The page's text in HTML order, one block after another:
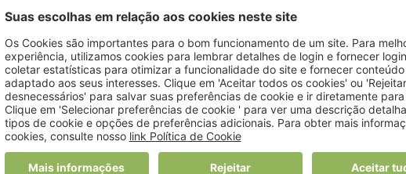
diretora do National Primate Research Center (Centro Nacional
Washington, um instituto que realiza experiências médicas com